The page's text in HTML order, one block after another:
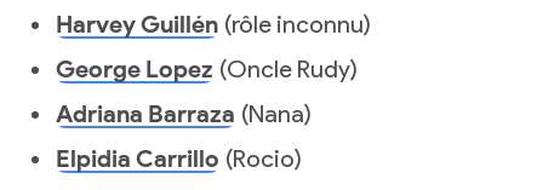
Harvey Guillén (rôle inconnu)
George Lopez (Oncle Rudy)
Adriana Barraza (Nana)
Elpidia Carrillo (Rocio)